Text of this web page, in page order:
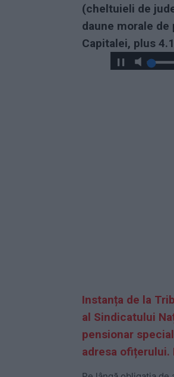
(cheltuieli de
daune morale de
Capitalei, plus
Instanța de la
al Sindicatului
pensionar
adresa